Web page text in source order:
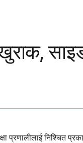
प्रणालीलाई निश्चित